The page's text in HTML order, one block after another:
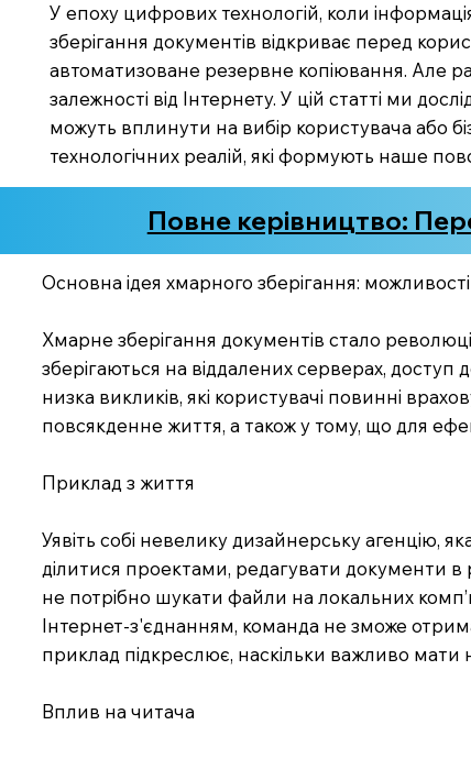
У епоху цифрових технологій, коли
зберігання документів відкриває перед
автоматизоване резервне копіювання. Але
залежності від Інтернету. У цій статті ми
можуть вплинути на вибір користувача або
технологічних реалій, які формують наше
Повне керівництво:
Основна ідея хмарного зберігання:
Хмарне зберігання документів стало
зберігаються на віддалених серверах, доступ
низка викликів, які користувачі повинні
повсякденне життя, а також у тому, що для
Приклад з життя
Уявіть собі невелику дизайнерську агенцію,
ділитися проектами, редагувати документи в
не потрібно шукати файли на локальних
Інтернет-з'єднанням, команда не зможе
приклад підкреслює, наскільки важливо
Вплив на читача